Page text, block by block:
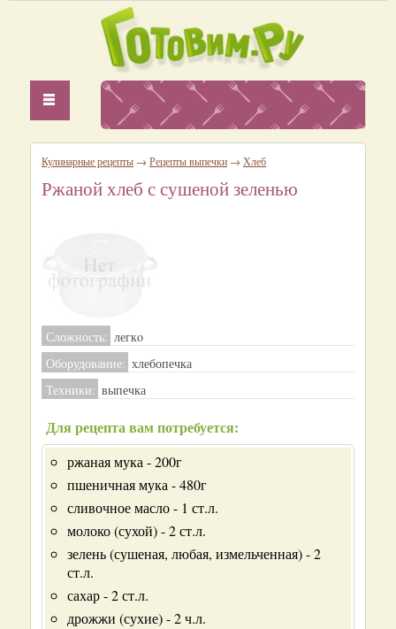
Кулинарные рецепты → Рецепты выпечки → Хлеб
Ржаной хлеб с сушеной зеленью
Сложность: легкo
Оборудование: хлебопечка
Техники: выпечка
Для рецепта вам потребуется:
ржаная мука - 200г
пшеничная мука - 480г
сливочное масло - 1 ст.л.
молоко (сухой) - 2 ст.л.
зелень (сушеная, любая, измельченная) - 2
ст.л.
сахар - 2 ст.л.
дрожжи (сухие) - 2 ч.л.